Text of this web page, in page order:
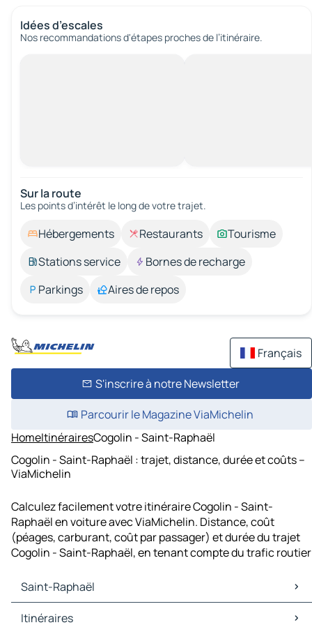
Idées d’escales
Nos recommandations d'étapes proches de l’itinéraire.
Sur la route
Les points d’intérêt le long de votre trajet.
Hébergements Restaurants
Tourisme
Stations service
Bornes de recharge
Parkings
Aires de repos
Français
S'inscrire à notre Newsletter
Parcourir le Magazine ViaMichelin
HomeItinérairesCogolin - Saint-Raphaël
Cogolin - Saint-Raphaël : trajet, distance, durée et coûts –
ViaMichelin
Calculez facilement votre itinéraire Cogolin - Saint-
Raphaël en voiture avec ViaMichelin. Distance, coût
(péages, carburant, coût par passager) et durée du trajet
Cogolin - Saint-Raphaël, en tenant compte du trafic routier
Saint-Raphaël
Saint-Raphaël Cartes et plans
Itinéraires